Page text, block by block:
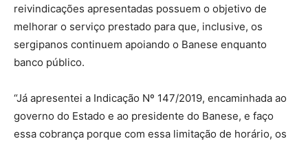
reivindicações apresentadas possuem o objetivo de
melhorar o serviço prestado para que, inclusive, os
sergipanos continuem apoiando o Banese enquanto
banco público.
“Já apresentei a Indicação Nº 147/2019, encaminhada ao
governo do Estado e ao presidente do Banese, e faço
essa cobrança porque com essa limitação de horário, os